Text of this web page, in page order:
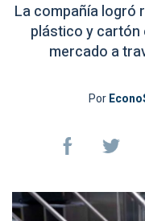
La compañía logró
plástico y cartón
mercado a
Por